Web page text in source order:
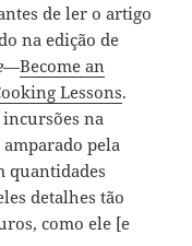
de ler o artigo
na edição de
—Become an
Lessons.
incursões na
pela
quantidades
detalhes tão
como ele [e